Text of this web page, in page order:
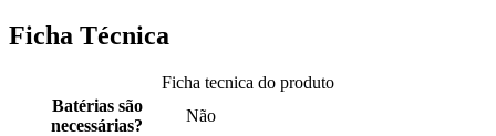
Ficha Técnica
Ficha tecnica do produto
Batérias são
necessárias?
Não